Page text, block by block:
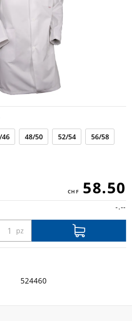
46 48/50 52/54 56/58
58.50
-.--
524460